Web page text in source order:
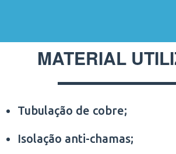
MATERIAL
Tubulação de cobre;
Isolação anti-chamas;